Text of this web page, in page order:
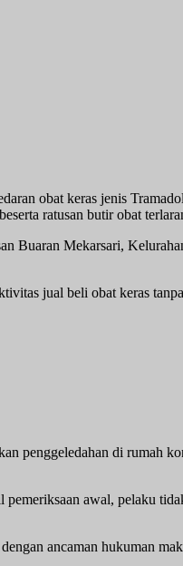
obat keras jenis
ratusan butir obat
Buaran Mekarsari,
jual beli obat keras
penggeledahan di rumah
pemeriksaan awal, pelaku
ancaman hukuman